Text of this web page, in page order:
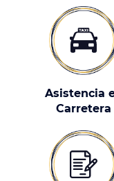
Asistencia
Carretera